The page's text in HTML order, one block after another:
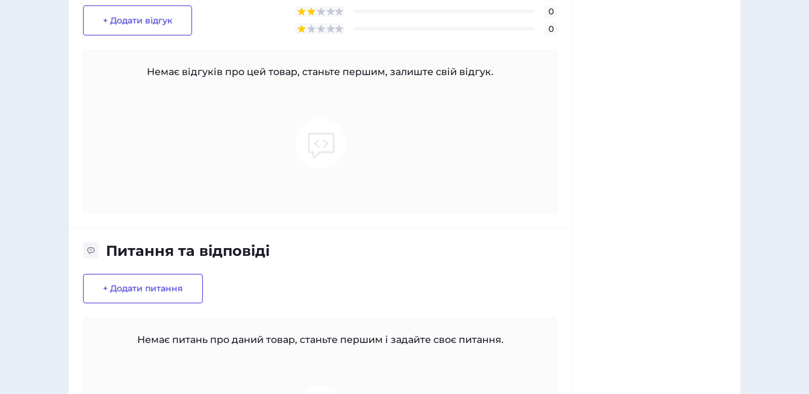
+ Додати відгук
0
0
Немає відгуків про цей товар, станьте першим, залиште свій відгук.
Питання та відповіді
+ Додати питання
Немає питань про даний товар, станьте першим і задайте своє питання.